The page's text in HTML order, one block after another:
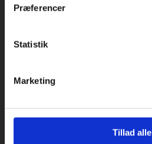
Præferencer
Statistik
Marketing
Tillad alle
5000 Odense
Rødekro
Hærvejen 8
Alle hverdage kl. 10.00-15.00